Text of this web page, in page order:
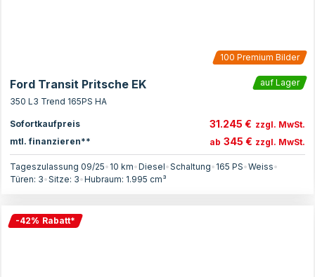
100 Premium Bilder
Ford Transit Pritsche EK
auf Lager
350 L3 Trend 165PS HA
Sofortkaufpreis 31.245 € zzgl. MwSt.
mtl. finanzieren**
ab 345 € zzgl. MwSt.
Tageszulassung 09/25• 10 km•Diesel•Schaltung• 165 PS•Weiss•
Türen: 3•Sitze: 3•Hubraum: 1.995 cm³
-42% Rabatt*